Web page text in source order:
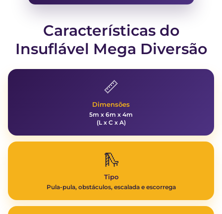
Características do
Insuflável Mega Diversão
📏
Dimensões
5m x 6m x 4m
(L x C x A)
🛝
Tipo
Pula-pula, obstáculos, escalada e escorrega